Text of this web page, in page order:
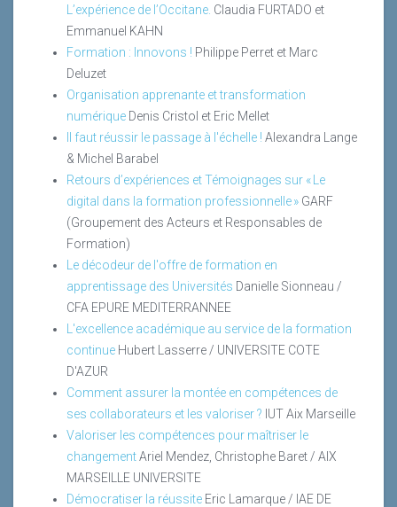
L’expérience de l’Occitane. Claudia FURTADO et
Emmanuel KAHN
Formation : Innovons ! Philippe Perret et Marc
Deluzet
Organisation apprenante et transformation
numérique Denis Cristol et Eric Mellet
Il faut réussir le passage à l'échelle ! Alexandra Lange
& Michel Barabel
Retours d’expériences et Témoignages sur « Le
digital dans la formation professionnelle » GARF
(Groupement des Acteurs et Responsables de
Formation)
Le décodeur de l'offre de formation en
apprentissage des Universités Danielle Sionneau /
CFA EPURE MEDITERRANNEE
L'excellence académique au service de la formation
continue Hubert Lasserre / UNIVERSITE COTE
D'AZUR
Comment assurer la montée en compétences de
ses collaborateurs et les valoriser ? IUT Aix Marseille
Valoriser les compétences pour maîtriser le
changementAriel Mendez, Christophe Baret / AIX
MARSEILLE UNIVERSITE
Démocratiser la réussite Eric Lamarque / IAE DE